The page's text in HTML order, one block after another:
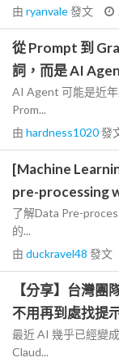
由 ryanvale發文
從 Prompt 到
詞，而是 AI
AI Agent 可能是近
Prom...
由 hardness1020發
[Machine
pre-processing
了解Data Pre-
的...
由 duckravel48 發文
【分享】台灣
不用再到處找提
最近 AI 幾乎已經變
Claud...